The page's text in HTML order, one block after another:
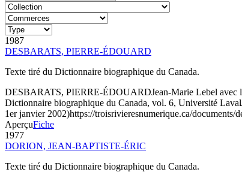
1987
DESBARATS, PIERRE-ÉDOUARD
Texte tiré du Dictionnaire biographique du Canada.
DESBARATS, PIERRE-ÉDOUARDJean-Marie Lebel avec
Dictionnaire biographique du Canada, vol. 6, Université
1er janvier 2002)https://troisrivieresnumerique.ca/documents/
AperçuFiche
1977
DORION, JEAN-BAPTISTE-ÉRIC
Texte tiré du Dictionnaire biographique du Canada.